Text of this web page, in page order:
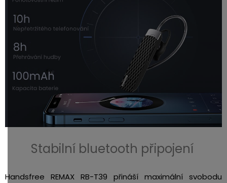
Stabilní bluetooth připojení
Handsfree REMAX RB-T39 přináší maximální svobodu